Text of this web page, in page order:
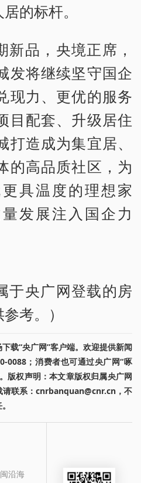
的标杆。
新品，央境正席，
发将继续坚守国企
现力、更优的服务
目配套、升级居住
造成为集宜居、
的高品质社区，为
具温度的理想家
发展注入国企力
于央广网登载的房
考。）
载“央广网”客户端。欢迎提供新闻
0088；消费者也可通过央广网“啄
版权声明：本文章版权归属央广网
请联系：cnrbanquan@cnr.cn，不
沿海